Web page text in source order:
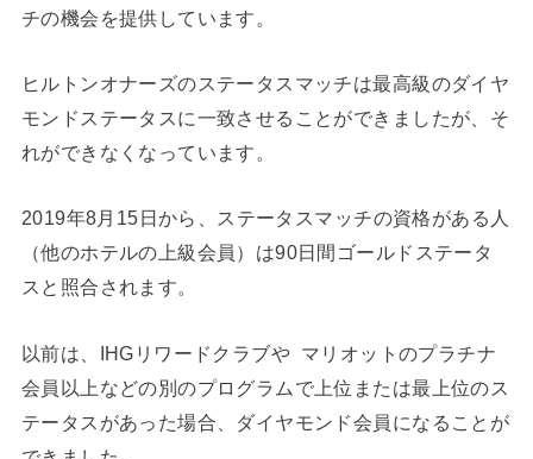
チの機会を提供しています。
ヒルトンオナーズのステータスマッチは最高級のダイヤ
モンドステータスに一致させることができましたが、そ
れができなくなっています。
2019年8月15日から、ステータスマッチの資格がある人
（他のホテルの上級会員）は90日間ゴールドステータ
スと照合されます。
以前は、IHGリワードクラブや マリオットのプラチナ
会員以上などの別のプログラムで上位または最上位のス
テータスがあった場合、ダイヤモンド会員になることが